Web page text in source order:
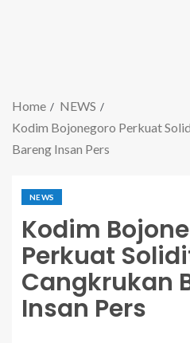
Home
NEWS
Kodim Bojonegoro Perkuat
Bareng Insan Pers
NEWS
Kodim
Perkuat
Cangkrukan
Insan Pers